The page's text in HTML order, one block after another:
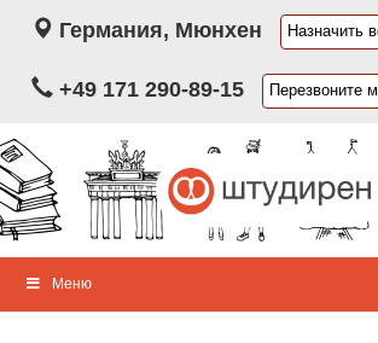
Германия, Мюнхен Назначить
+49 171 290-89-15 Перезвоните
Меню